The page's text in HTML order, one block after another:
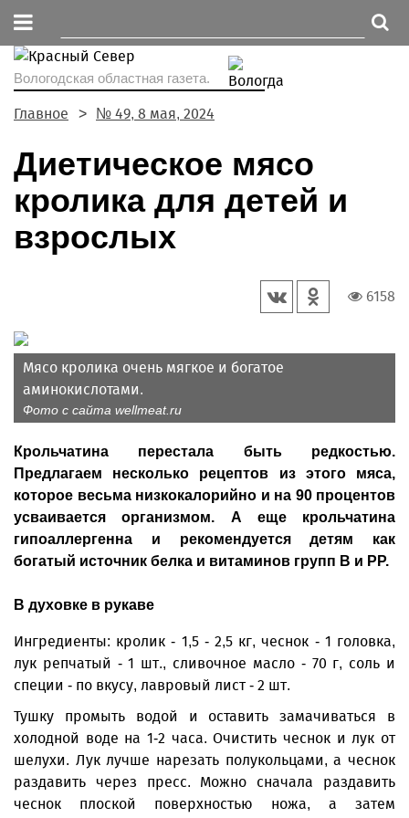
Вологодская областная газета.
Главное № 49, 8 мая, 2024
Диетическое мясо
кролика для детей и
взрослых
6158
Мясо кролика очень мягкое и богатое
аминокислотами.
Фото с сайта wellmeat.ru
Крольчатина перестала быть редкостью.
Предлагаем несколько рецептов из этого мяса,
которое весьма низкокалорийно и на 90 процентов
усваивается организмом. А еще крольчатина
гипоаллергенна и рекомендуется детям как
богатый источник белка и витаминов групп В и РР.
В духовке в рукаве
Ингредиенты: кролик - 1,5 - 2,5 кг, чеснок - 1 головка,
лук репчатый - 1 шт., сливочное масло - 70 г, соль и
специи - по вкусу, лавровый лист - 2 шт.
Тушку промыть водой и оставить замачиваться в
холодной воде на 1-2 часа. Очистить чеснок и лук от
шелухи. Лук лучше нарезать полукольцами, а чеснок
раздавить через пресс. Можно сначала раздавить
чеснок плоской поверхностью ножа, а затем